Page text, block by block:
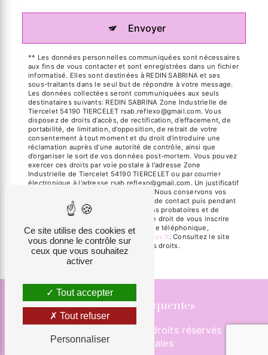
Envoyer
** Les données personnelles communiquées sont nécessaires
aux fins de vous contacter et sont enregistrées dans un fichier
informatisé. Elles sont destinées à REDIN SABRINA et ses
sous-traitants dans le seul but de répondre à votre message.
Les données collectées seront communiquées aux seuls
destinataires suivants: REDIN SABRINA Zone Industrielle de
Tiercelet 54190 TIERCELET rsab.reflexo@gmail.com. Vous
disposez de droits d’accès, de rectification, d’effacement, de
portabilité, de limitation, d’opposition, de retrait de votre
consentement à tout moment et du droit d’introduire une
réclamation auprès d’une autorité de contrôle, ainsi que
d’organiser le sort de vos données post-mortem. Vous pouvez
exercer ces droits par voie postale à l'adresse Zone
Industrielle de Tiercelet 54190 TIERCELET ou par courrier
électronique à l'adresse rsab.reflexo@gmail.com. Un justificatif
d'identité pourra vous être demandé. Nous conservons vos
données pendant la période de prise de contact puis pendant
la durée de prescription légale aux fins probatoires et de
gestion des contentieux. Vous avez le droit de vous inscrire
sur la liste d'opposition au démarchage téléphonique,
disponible à cette adresse:
Bloctel.gouv.fr. Consultez le site
cnil.fr pour plus d’informations sur vos droits.
Recherches fréquentes
- 2026 - Tous droits réservés -
Mentions légales
Ce site utilise des cookies et
vous donne le contrôle sur
ceux que vous souhaitez
activer
Tout accepter
Tout refuser
Personnaliser